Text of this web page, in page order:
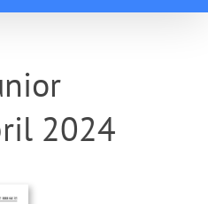
2024